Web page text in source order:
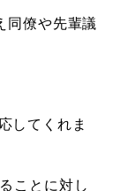
同僚や先輩議
してくれま
ことに対し